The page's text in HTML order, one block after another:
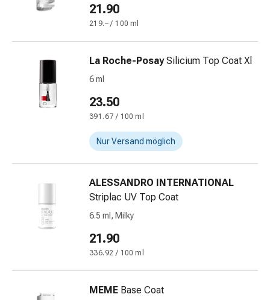
Prostata
Nieren-
Schmerzen
&
Fieber
Kopfschmerzen
Migräne
Muskel-
&
Gelenkschmerzen
Schmerzmittel
Schmerztherapie
Wärmen
&
21.90
219.– / 100 ml
La Roche-Posay Silicium Top Coat Xl
6 ml
23.50
391.67 / 100 ml
Nur Versand möglich
ALESSANDRO INTERNATIONAL
Striplac UV Top Coat
6.5 ml, Milky
21.90
336.92 / 100 ml
MEME Base Coat